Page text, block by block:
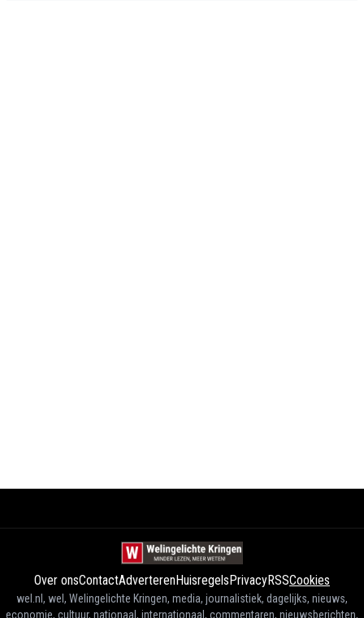
Over onsContactAdverterenHuisregelsPrivacyRSSCookies
wel.nl, wel, Welingelichte Kringen, media, journalistiek, dagelijks, nieuws,
economie, cultuur, nationaal, internationaal, commentaren, nieuwsberichten,